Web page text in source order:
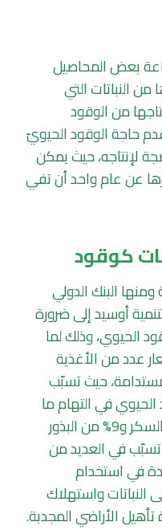
بعض المحاصيل
النباتات التي
من الوقود
حاجة الوقود الحيويّ
لإنتاجه، حيث يمكن
عن عام واحد أن تفي
كوقود
البنك الدولي
أوسيد إلى ضرورة
الحيوي، وذلك لما
عدد من الأغذية
حيث تسبّب
الحيوي في التهام ما
نسبته 20% من محاصيل قصب السكر و9% من البذور
كما تسبّب في العديد من
في استخدام
النباتات واستهلاك
الأراضي المجدبة.